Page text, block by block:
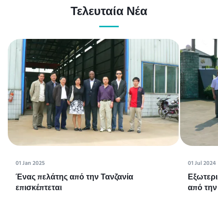
Τελευταία Νέα
01 Jan 2025
Ένας πελάτης από την Τανζανία
επισκέπτεται
01 Jul 2024
από